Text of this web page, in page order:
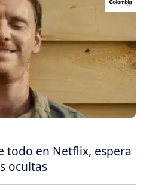
todo en Netflix, espera
ocultas